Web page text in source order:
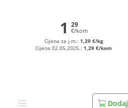
1 29
€/kom
Cijena za j.m.: 1,29 €/kg
Cijena 02.05.2025.:1,29 €/kom
Dodaj